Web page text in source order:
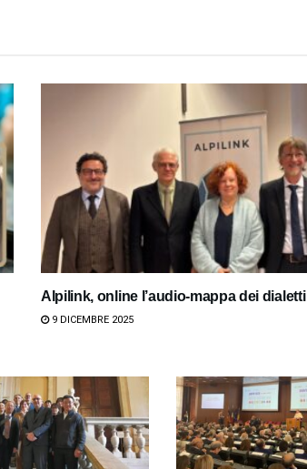
Alpilink, online l’audio-mappa dei dialetti
9 DICEMBRE 2025